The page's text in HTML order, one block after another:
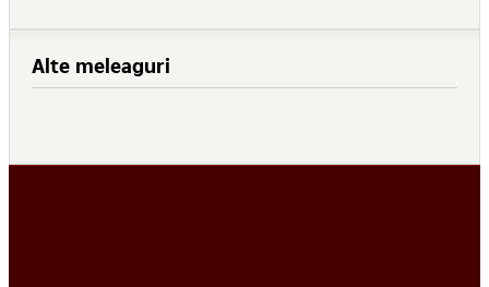
Alte meleaguri